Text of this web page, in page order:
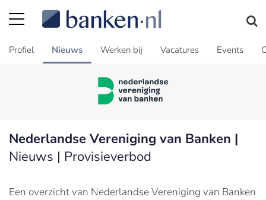
Profiel Nieuws Werken bij Vacatures Events
Nederlandse Vereniging van Banken |
Nieuws | Provisieverbod
Een overzicht van Nederlandse Vereniging van Banken